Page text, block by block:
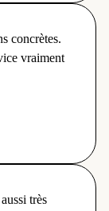
concrètes.
vraiment
très